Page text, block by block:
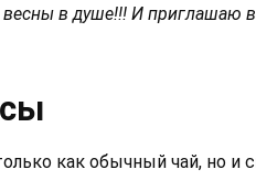
в душе!!! И приглашаю
как обычный чай, но и